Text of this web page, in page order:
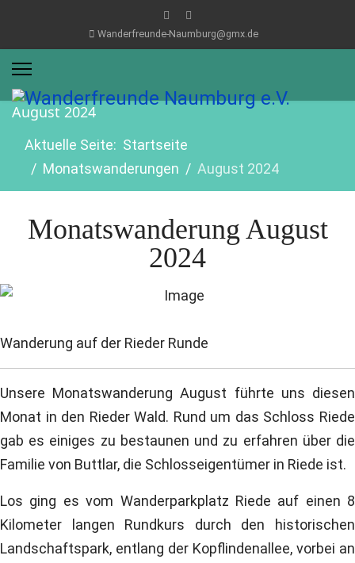
Wanderfreunde-Naumburg@gmx.de
August 2024
Aktuelle Seite: Startseite
Monatswanderungen
August 2024
Monatswanderung August
2024
Wanderung auf der Rieder Runde
Unsere Monatswanderung August führte uns diesen
Monat in den Rieder Wald. Rund um das Schloss Riede
gab es einiges zu bestaunen und zu erfahren über die
Familie von Buttlar, die Schlosseigentümer in Riede ist.
Los ging es vom Wanderparkplatz Riede auf einen 8
Kilometer langen Rundkurs durch den historischen
Landschaftspark, entlang der Kopflindenallee, vorbei an